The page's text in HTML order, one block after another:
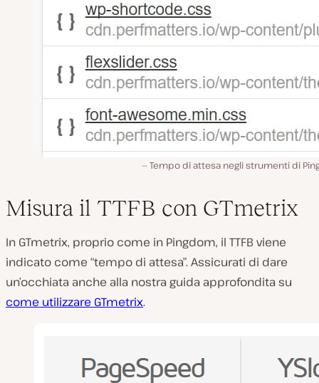
Tempo di attesa negli strumenti di
Misura il TTFB con GTmetrix
In GTmetrix, proprio come in Pingdom, il TTFB viene
indicato come “tempo di attesa”. Assicurati di dare
un’occhiata anche alla nostra guida approfondita su
come utilizzare GTmetrix.